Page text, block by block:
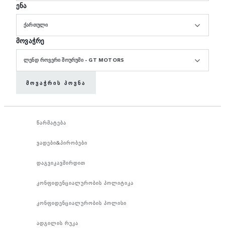
ენა
ᲥᲐᲠᲗᲣᲚᲘ
მოვაჭრე
ᲚᲔᲜᲓ ᲠᲝᲕᲔᲠᲘ ᲨᲝᲣᲠᲣᲛᲘ - GT MOTORS
ᲛᲝᲕᲐᲭᲠᲘᲡ ᲞᲝᲕᲜᲐ
წარმატება
ვადები&პირობები
დაგვიკავშირდით
კონფიდენციალურობის პოლიტიკა
კონფიდენციალურობის პოლისი
ადგილის რუკა